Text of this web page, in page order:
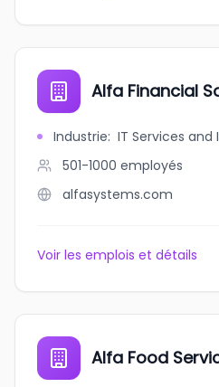
Alfa Financial
Industrie: IT Services and
501-1000 employés
alfasystems.com
Voir les emplois et détails
Alfa Food